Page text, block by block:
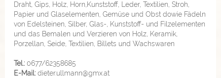
Draht, Gips, Holz, Horn,Kunststoff, Leder, Textilien, Stroh,
Papier und Glaselementen, Gemüse und Obst dowie Fädeln
von Edelsteinen, Silber, Glas-, Kunststoff- und Filzelementen
und das Bemalen und Verzieren von Holz, Keramik,
Porzellan, Seide, Textilien, Billets und Wachswaren
Tel.: 0677/62358685
E-Mail: dieter.ullmann@gmx.at